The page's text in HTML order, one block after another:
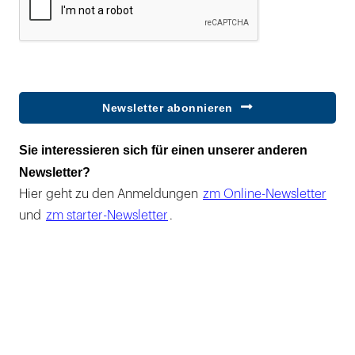
Newsletter abonnieren
Sie interessieren sich für einen unserer anderen
Newsletter?
Hier geht zu den Anmeldungen zm Online-Newsletter
und zm starter-Newsletter .